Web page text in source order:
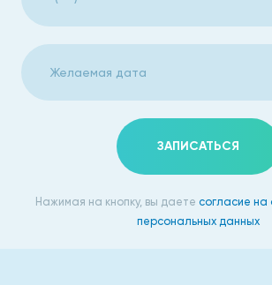
ЗАПИСАТЬСЯ
Нажимая на кнопку, вы даете согласие на
персональных данных